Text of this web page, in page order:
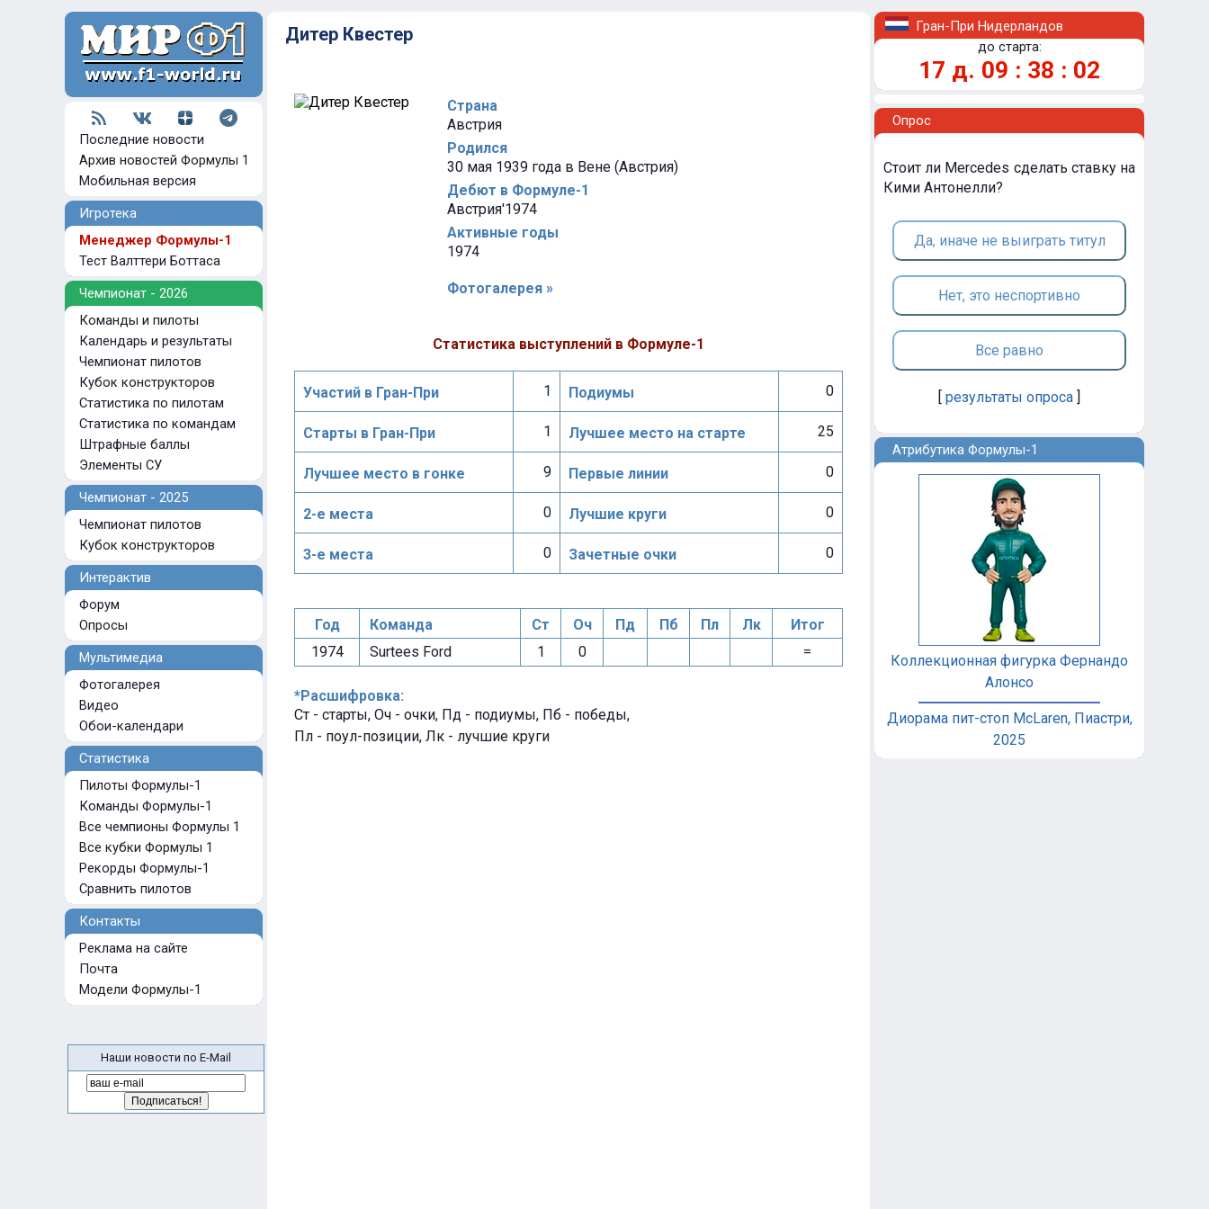
Последние новости
Архив новостей Формулы 1
Мобильная версия
Игротека
Менеджер Формулы-1
Тест Валттери Боттаса
Чемпионат - 2026
Команды и пилоты
Календарь и результаты
Чемпионат пилотов
Кубок конструкторов
Статистика по пилотам
Статистика по командам
Штрафные баллы
Элементы СУ
Чемпионат - 2025
Чемпионат пилотов
Кубок конструкторов
Интерактив
Форум
Опросы
Мультимедиа
Фотогалерея
Видео
Обои-календари
Статистика
Пилоты Формулы-1
Команды Формулы-1
Все чемпионы Формулы 1
Все кубки Формулы 1
Рекорды Формулы-1
Сравнить пилотов
Контакты
Реклама на сайте
Почта
Модели Формулы-1
Наши новости по E-Mail
Дитер Квестер
Страна
Австрия
Родился
30 мая 1939 года в Вене (Австрия)
Дебют в Формуле-1
Австрия'1974
Активные годы
1974
Фотогалерея »
Статистика выступлений в Формуле-1
Участий в Гран-При 1 Подиумы 0
Старты в Гран-При 1 Лучшее место на старте 25
Лучшее место в гонке 9 Первые линии 0
2-е места 0 Лучшие круги 0
3-е места 0 Зачетные очки 0
Год Команда Ст Оч Пд Пб Пл Лк
Итог
1974
Surtees Ford 1 0 =
*Расшифровка:
Ст - старты, Оч - очки, Пд - подиумы, Пб - победы,
Пл - поул-позиции, Лк - лучшие круги
Гран-При Нидерландов
до старта:
17 д. 09 : 38 : 02
Опрос
Стоит ли Mercedes сделать ставку на
Кими Антонелли?
Да, иначе не выиграть титул
Нет, это неспортивно
Все равно
[ результаты опроса ]
Атрибутика Формулы-1
Коллекционная фигурка Фернандо
Алонсо
Диорама пит-стоп McLaren, Пиастри,
2025